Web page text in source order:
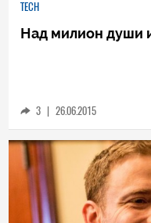
TECH
Над милион души
3 | 26.06.2015